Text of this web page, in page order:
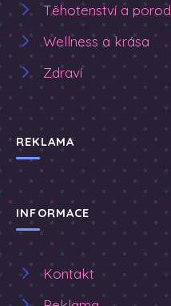
Těhotenství a porod
Wellness a krása
Zdraví
REKLAMA
INFORMACE
Kontakt